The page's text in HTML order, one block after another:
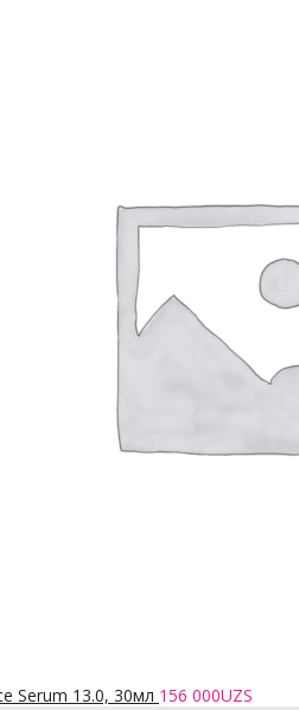
Serum 13.0, 30мл 156 000UZS